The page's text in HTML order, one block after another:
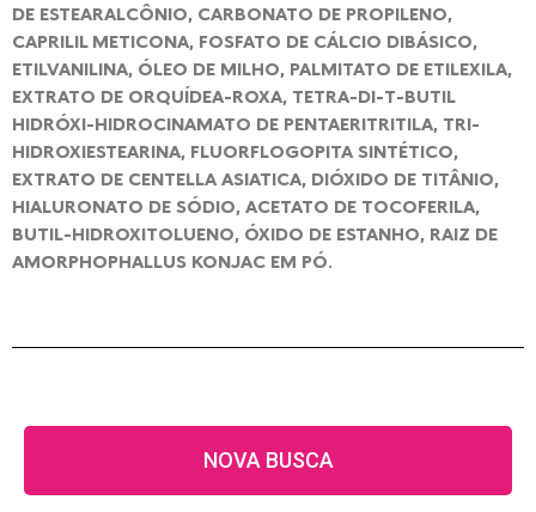
DE ESTEARALCÔNIO, CARBONATO DE PROPILENO,
CAPRILIL METICONA, FOSFATO DE CÁLCIO DIBÁSICO,
ETILVANILINA, ÓLEO DE MILHO, PALMITATO DE ETILEXILA,
EXTRATO DE ORQUÍDEA-ROXA, TETRA-DI-T-BUTIL
HIDRÓXI-HIDROCINAMATO DE PENTAERITRITILA, TRI-
HIDROXIESTEARINA, FLUORFLOGOPITA SINTÉTICO,
EXTRATO DE CENTELLA ASIATICA, DIÓXIDO DE TITÂNIO,
HIALURONATO DE SÓDIO, ACETATO DE TOCOFERILA,
BUTIL-HIDROXITOLUENO, ÓXIDO DE ESTANHO, RAIZ DE
AMORPHOPHALLUS KONJAC EM PÓ.
NOVA BUSCA